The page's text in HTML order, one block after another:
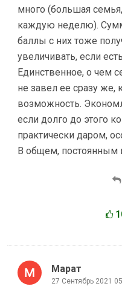
много (большая
каждую неделю).
баллы с них тоже
увеличивать, если
Единственное, о чем
не завел ее сразу же,
возможность.
если долго до этого
практически даром,
В общем, постоянным
Марат
27 Сентябрь 2021